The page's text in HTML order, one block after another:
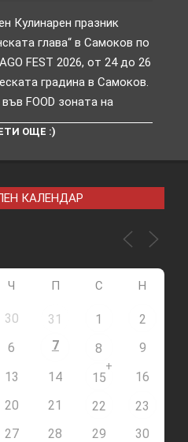
Кулинарен празник
глава“ в Самоков по
FEST 2026, от 24 до 26
градина в Самоков.
FOOD зоната на
ОЩЕ :)
КАЛЕНДАР
Ч П С Н
30 31 1
2
6 7 8
9
13 14 15
+
16
20 21 22
23
27 28 29
30